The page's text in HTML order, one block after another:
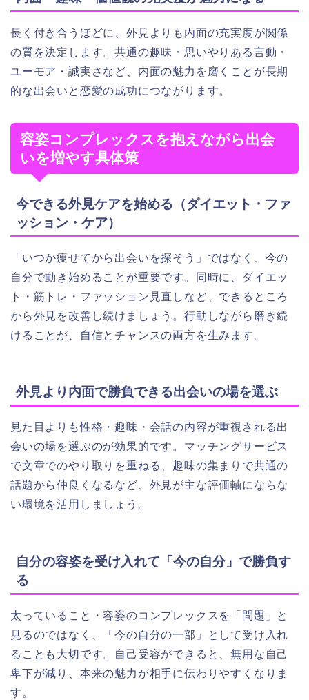
長く付き合うほどに、外見よりも内面の充実度が関係
の質を決定します。共通の趣味・思いやりある言動・
ユーモア・誠実さなど、内面の魅力を磨くことが長期
的な出会いと恋愛の成功につながります。
容姿コンプレックスを抱えながら出会
いを増やす具体策
今できる外見ケアを始める（ダイエット・ファ
ッション・ケア）
「いつか痩せてから出会いを探そう」ではなく、今の
自分で動き始めることが重要です。同時に、ダイエッ
ト・筋トレ・ファッション見直しなど、できるところ
から外見を改善し続けましょう。行動しながら磨き続
けることが、自信とチャンスの両方を生みます。
外見より内面で勝負できる出会いの場を選ぶ
見た目よりも性格・趣味・会話の内容が重視される出
会いの場を選ぶのが効果的です。マッチングサービス
で文章でのやり取りを重ねる、趣味の集まりで共通の
話題から仲良くなるなど、外見が主な評価軸にならな
い環境を活用しましょう。
自分の容姿を受け入れて「今の自分」で勝負す
る
太っていること・容姿のコンプレックスを「問題」と
見るのではなく、「今の自分の一部」として受け入れ
ることも大切です。自己受容ができると、無用な自己
卑下が減り、本来の魅力が相手に伝わりやすくなりま
す。